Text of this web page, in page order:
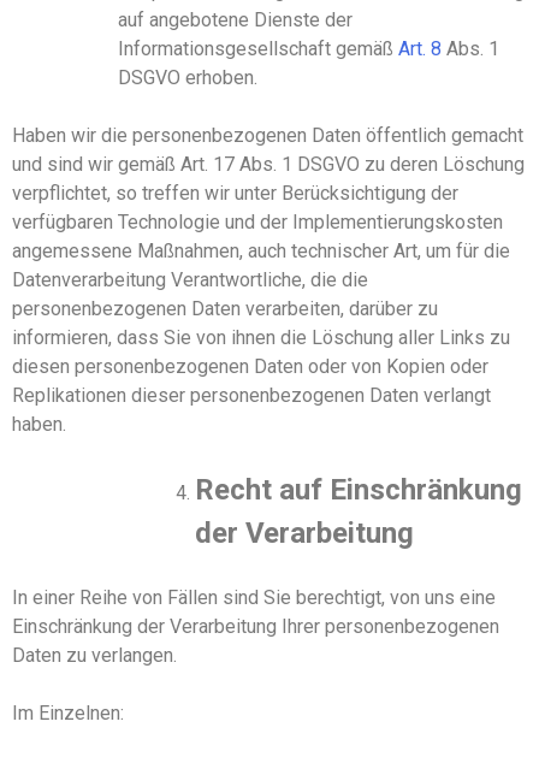
auf angebotene Dienste der
Informationsgesellschaft gemäß Art. 8 Abs. 1
DSGVO erhoben.
Haben wir die personenbezogenen Daten öffentlich gemacht
und sind wir gemäß Art. 17 Abs. 1 DSGVO zu deren Löschung
verpflichtet, so treffen wir unter Berücksichtigung der
verfügbaren Technologie und der Implementierungskosten
angemessene Maßnahmen, auch technischer Art, um für die
Datenverarbeitung Verantwortliche, die die
personenbezogenen Daten verarbeiten, darüber zu
informieren, dass Sie von ihnen die Löschung aller Links zu
diesen personenbezogenen Daten oder von Kopien oder
Replikationen dieser personenbezogenen Daten verlangt
haben.
Recht auf Einschränkung
der Verarbeitung
In einer Reihe von Fällen sind Sie berechtigt, von uns eine
Einschränkung der Verarbeitung Ihrer personenbezogenen
Daten zu verlangen.
Im Einzelnen: